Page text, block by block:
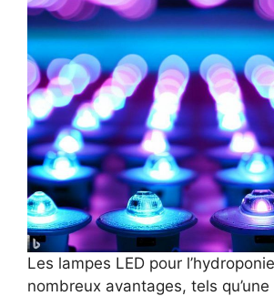
Les lampes LED pour
nombreux avantages, tels